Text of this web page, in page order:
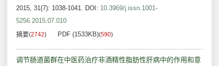
2015, 31(7): 1038-1041. DOI: 10.3969/j.issn.1001-
5256.2015.07.010
摘要(2742) PDF (1533KB)(590)
调节肠道菌群在中医药治疗非酒精性脂肪性肝病中的作用和意